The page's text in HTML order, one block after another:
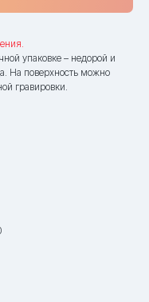
упаковке – недорой и
На поверхность можно
гравировки.